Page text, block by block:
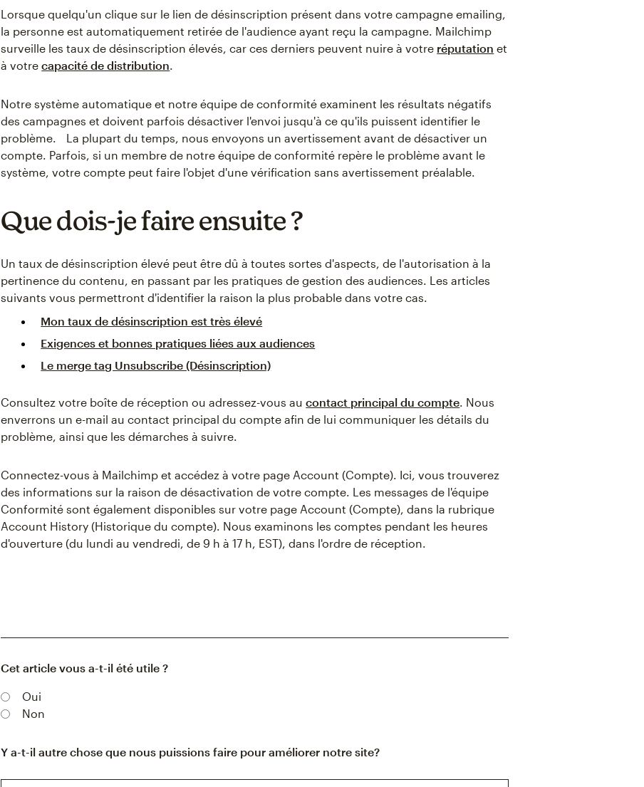
Lorsque quelqu'un clique sur le lien de désinscription présent dans votre campagne emailing,
la personne est automatiquement retirée de l'audience ayant reçu la campagne. Mailchimp
surveille les taux de désinscription élevés, car ces derniers peuvent nuire à votre réputation et
à votrecapacité de distribution.
Notre système automatique et notre équipe de conformité examinent les résultats négatifs
des campagnes et doivent parfois désactiver l'envoi jusqu'à ce qu'ils puissent identifier le
problème. La plupart du temps, nous envoyons un avertissement avant de désactiver un
compte. Parfois, si un membre de notre équipe de conformité repère le problème avant le
système, votre compte peut faire l'objet d'une vérification sans avertissement préalable.
Que dois-je faire ensuite ?
Un taux de désinscription élevé peut être dû à toutes sortes d'aspects, de l'autorisation à la
pertinence du contenu, en passant par les pratiques de gestion des audiences. Les articles
suivants vous permettront d'identifier la raison la plus probable dans votre cas.
Mon taux de désinscription est très élevé
Exigences et bonnes pratiques liées aux audiences
Le merge tag Unsubscribe (Désinscription)
Consultez votre boîte de réception ou adressez-vous aucontact principal du compte. Nous
enverrons un e-mail au contact principal du compte afin de lui communiquer les détails du
problème, ainsi que les démarches à suivre.
Connectez-vous à Mailchimp et accédez à votre page Account (Compte). Ici, vous trouverez
des informations sur la raison de désactivation de votre compte. Les messages de l'équipe
Conformité sont également disponibles sur votre page Account (Compte), dans la rubrique
Account History (Historique du compte). Nous examinons les comptes pendant les heures
d'ouverture (du lundi au vendredi, de 9 h à 17 h, EST), dans l'ordre de réception.
Cet article vous a-t-il été utile ?
Oui
Non
Y a-t-il autre chose que nous puissions faire pour améliorer notre site?